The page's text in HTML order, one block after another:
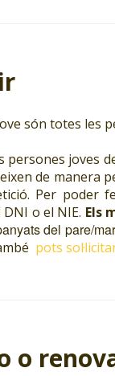
són totes les
persones joves
de manera
Per poder
o el NIE. Els
del pare/
pots
o